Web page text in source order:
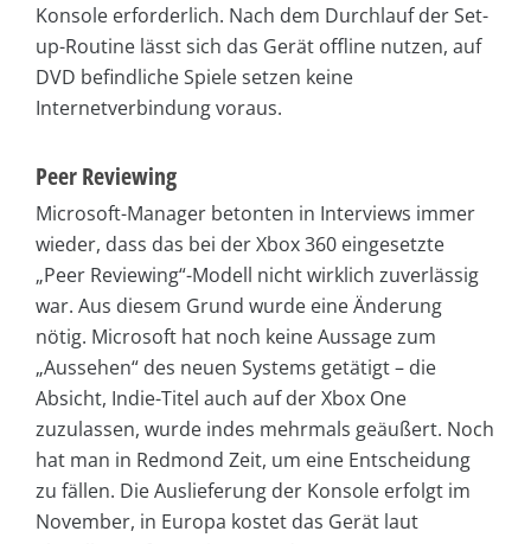
Konsole erforderlich. Nach dem Durchlauf der Set-
up-Routine lässt sich das Gerät offline nutzen, auf
DVD befindliche Spiele setzen keine
Internetverbindung voraus.
Peer Reviewing
Microsoft-Manager betonten in Interviews immer
wieder, dass das bei der Xbox 360 eingesetzte
„Peer Reviewing“-Modell nicht wirklich zuverlässig
war. Aus diesem Grund wurde eine Änderung
nötig. Microsoft hat noch keine Aussage zum
„Aussehen“ des neuen Systems getätigt – die
Absicht, Indie-Titel auch auf der Xbox One
zuzulassen, wurde indes mehrmals geäußert. Noch
hat man in Redmond Zeit, um eine Entscheidung
zu fällen. Die Auslieferung der Konsole erfolgt im
November, in Europa kostet das Gerät laut